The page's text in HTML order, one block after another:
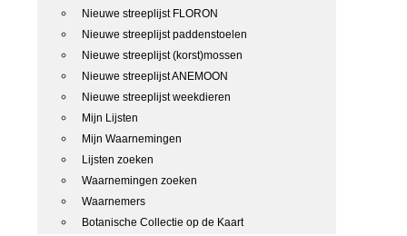
Nieuwe streeplijst FLORON
Nieuwe streeplijst paddenstoelen
Nieuwe streeplijst (korst)mossen
Nieuwe streeplijst ANEMOON
Nieuwe streeplijst weekdieren
Mijn Lijsten
Mijn Waarnemingen
Lijsten zoeken
Waarnemingen zoeken
Waarnemers
Botanische Collectie op de Kaart